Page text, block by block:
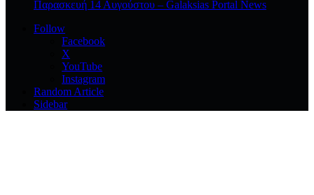
Παρασκευή 14 Αυγούστου – Galaksias Portal News
Follow
Facebook
X
YouTube
Instagram
Random Article
Sidebar